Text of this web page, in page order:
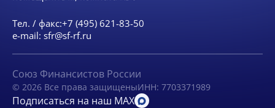
Тел. / факс:+7 (495) 621-83-50
e-mail: sfr@sf-rf.ru
Союз Финансистов России
© 2026 Все права защищеныИНН: 7703371989
Подписаться на наш MAX